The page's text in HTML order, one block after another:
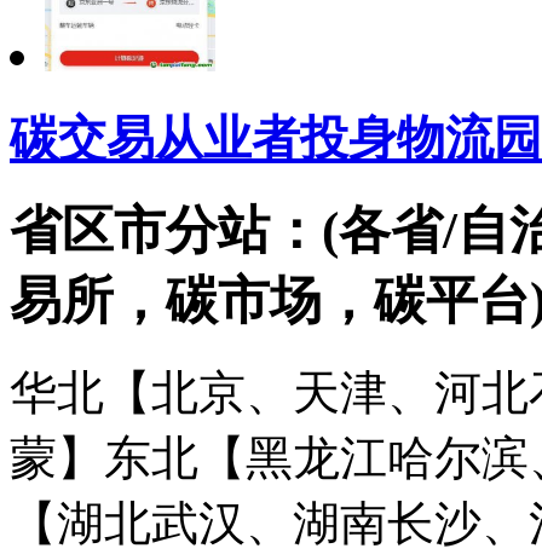
碳交易从业者投身物流
省区市分站：(各省/自
易所，碳市场，碳平台
华北【北京、天津、河
蒙】 东北【黑龙江哈尔
【湖北武汉、湖南长沙